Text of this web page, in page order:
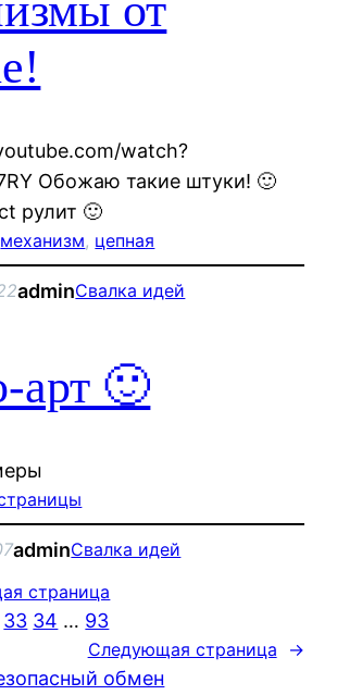
от
watch?
Обожаю такие штуки! 🙂
рулит 🙂
механизм, цепная
adminСвалка идей
арт 🙂
adminСвалка идей
страница
33 34 … 93
Следующая страница →
обмен